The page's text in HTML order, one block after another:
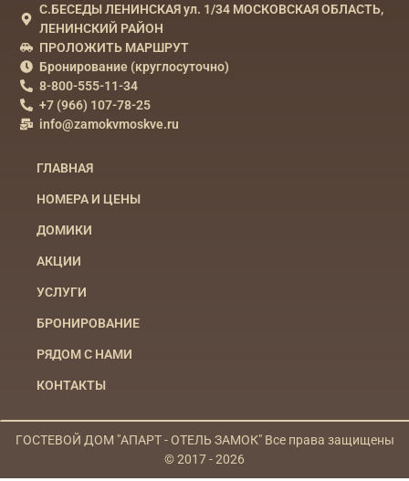
С.БЕСЕДЫ ЛЕНИНСКАЯ ул. 1/34 МОСКОВСКАЯ ОБЛАСТЬ,
ЛЕНИНСКИЙ РАЙОН
ПРОЛОЖИТЬ МАРШРУТ
Бронирование (круглосуточно)
8-800-555-11-34
+7 (966) 107-78-25
info@zamokvmoskve.ru
ГЛАВНАЯ
НОМЕРА И ЦЕНЫ
ДОМИКИ
АКЦИИ
УСЛУГИ
БРОНИРОВАНИЕ
РЯДОМ С НАМИ
КОНТАКТЫ
ГОСТЕВОЙ ДОМ "АПАРТ - ОТЕЛЬ ЗАМОК" Все права защищены
© 2017 - 2026